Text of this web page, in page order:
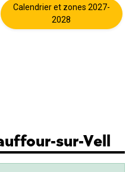
Calendrier et zones 2027-
2028
sur-Vell